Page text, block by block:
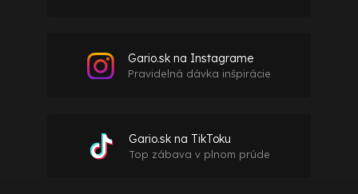
Gario.sk na Instagrame
Pravidelná dávka inšpirácie
Gario.sk na TikToku
Top zábava v plnom prúde